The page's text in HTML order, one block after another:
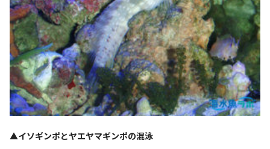
▲イソギンポとヤエヤマギンポの混泳